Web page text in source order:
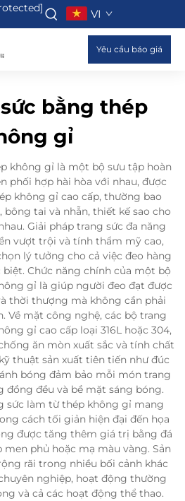
VI
Yêu cầu báo giá
bằng thép
gỉ
không gỉ là một bộ sưu tập hoàn
phối hợp hài hòa với nhau, được
không gỉ cao cấp, thường bao
tai và nhẫn, thiết kế sao cho
Giải pháp trang sức đa năng
vượt trội và tính thẩm mỹ cao,
lý tưởng cho cả việc đeo hàng
Chức năng chính của một bộ
gỉ là giúp người đeo đạt được
thời thượng mà không cần phải
Về mặt công nghệ, các bộ trang
gỉ cao cấp loại 316L hoặc 304,
ăn mòn xuất sắc và tính chất
thuật sản xuất tiên tiến như đúc
bóng đảm bảo mỗi món trang
đồng đều và bề mặt sáng bóng.
sức làm từ thép không gỉ mang
cách tối giản hiện đại đến họa
được tăng thêm giá trị bằng đá
phủ hoặc mạ màu vàng. Sản
rãi trong nhiều bối cảnh khác
nghiệp, hoạt động thường
và cả các hoạt động thể thao.